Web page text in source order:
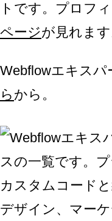
トです。プロフ
ページが見れます
Webflowエキス
ら から。